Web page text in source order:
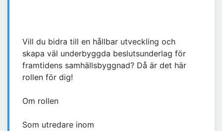
Vill du bidra till en hållbar utveckling och
skapa väl underbyggda beslutsunderlag för
framtidens samhällsbyggnad? Då är det här
rollen för dig!
Om rollen
Som utredare inom